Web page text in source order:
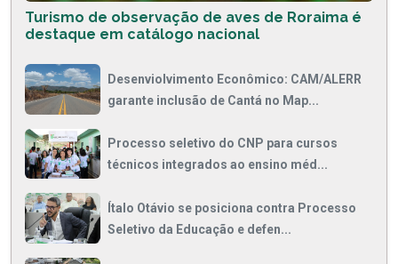
Turismo de observação de aves de Roraima é
destaque em catálogo nacional
Desenviolvimento Econômico: CAM/ALERR
garante inclusão de Cantá no Map...
Processo seletivo do CNP para cursos
técnicos integrados ao ensino méd...
Ítalo Otávio se posiciona contra Processo
Seletivo da Educação e defen...